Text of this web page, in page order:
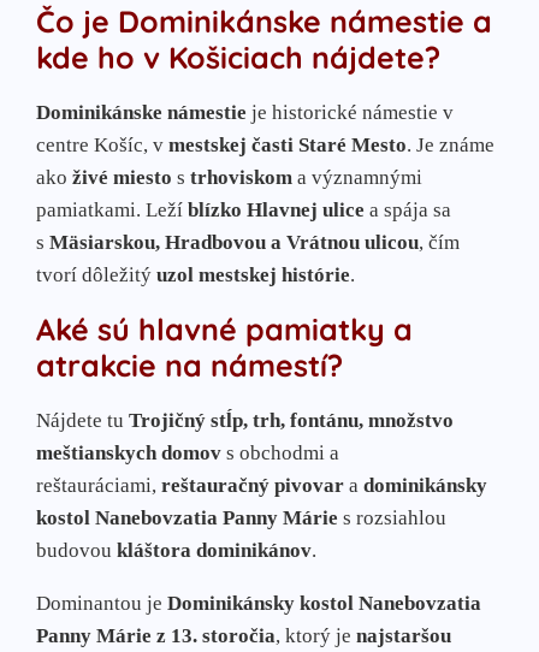
Čo je Dominikánske námestie a
kde ho v Košiciach nájdete?
Dominikánske námestie je historické námestie v
centre Košíc, v mestskej časti Staré Mesto. Je známe
ako živé miesto s trhoviskom a významnými
pamiatkami. Leží blízko Hlavnej ulice a spája sa
s Mäsiarskou, Hradbovou a Vrátnou ulicou, čím
tvorí dôležitý uzol mestskej histórie.
Aké sú hlavné pamiatky a
atrakcie na námestí?
Nájdete tu Trojičný stĺp, trh, fontánu, množstvo
meštianskych domov s obchodmi a
reštauráciami, reštauračný pivovar a dominikánsky
kostol Nanebovzatia Panny Márie s rozsiahlou
budovou kláštora dominikánov.
Dominantou je Dominikánsky kostol Nanebovzatia
Panny Márie z 13. storočia, ktorý je najstaršou